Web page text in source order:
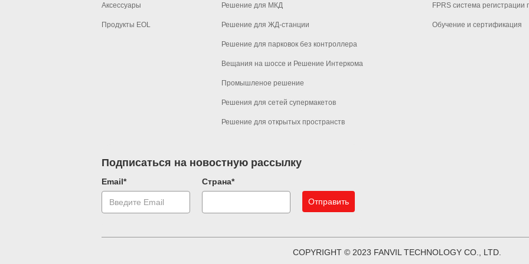
Аксессуары
Продукты EOL
Решение для МКД
Решение для ЖД-станции
Решение для парковок без контроллера
Вещания на шоссе и Решение Интеркома
Промышленое решение
Решения для сетей супермакетов
Решение для открытых пространств
FPRS система регистрации
Обучение и сертификация
Подписаться на новостную рассылку
Email* Страна*
Отправить
COPYRIGHT © 2023 FANVIL TECHNOLOGY CO., LTD.